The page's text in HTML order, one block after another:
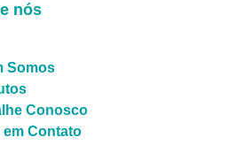
nós
Somos
Conosco
em Contato